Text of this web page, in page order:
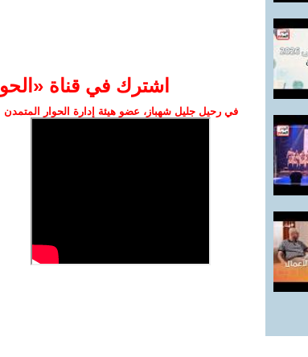
اشترك في قناة
في رحيل جليل شهباز، عضو هيئة إدارة الحوار المتمدن